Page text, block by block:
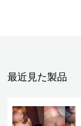
最近見た製品